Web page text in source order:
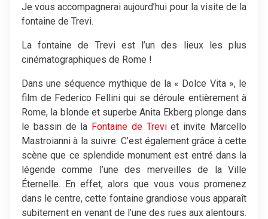
Je vous accompagnerai aujourd’hui pour la visite de la
fontaine de Trevi.
La fontaine de Trevi est l’un des lieux les plus
cinématographiques de Rome !
Dans une séquence mythique de la « Dolce Vita », le
film de Federico Fellini qui se déroule entièrement à
Rome, la blonde et superbe Anita Ekberg plonge dans
le bassin de la Fontaine de Treviet invite Marcello
Mastroianni à la suivre. C’est également grâce à cette
scène que ce splendide monument est entré dans la
légende comme l’une des merveilles de la Ville
Éternelle. En effet, alors que vous vous promenez
dans le centre, cette fontaine grandiose vous apparaît
subitement en venant de l’une des rues aux alentours.